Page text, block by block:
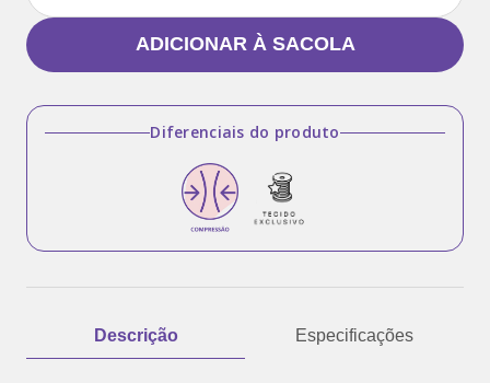
ADICIONAR À SACOLA
Diferenciais do produto
Descrição Especificações